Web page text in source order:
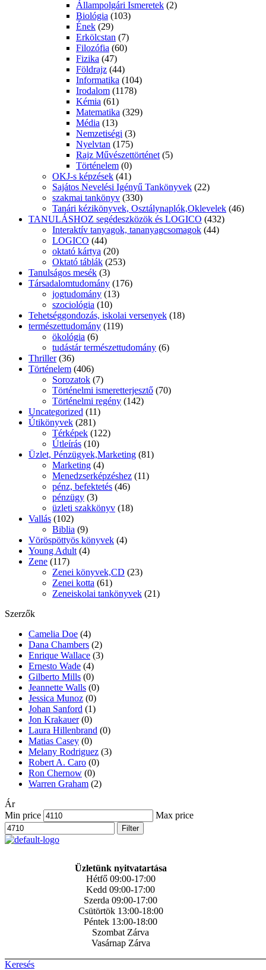
Állampolgári Ismeretek (2)
Biológia (103)
Ének (29)
Erkölcstan (7)
Filozófia (60)
Fizika (47)
Földrajz (44)
Informatika (104)
Irodalom (1178)
Kémia (61)
Matematika (329)
Média (13)
Nemzetiségi (3)
Nyelvtan (175)
Rajz Művészettörténet (5)
Történelem (0)
OKJ-s képzések (41)
Sajátos Nevelési Igényű Tankönyvek (22)
szakmai tankönyv (330)
Tanári kézikönyvek, Osztálynaplók,Oklevelek (46)
TANULÁSHOZ segédeszközök és LOGICO (432)
Interaktív tanyagok, tananyagcsomagok (44)
LOGICO (44)
oktató kártya (20)
Oktató táblák (253)
Tanulságos mesék (3)
Társadalomtudomány (176)
jogtudomány (13)
szociológia (10)
Tehetséggondozás, iskolai versenyek (18)
természettudomány (119)
ökológia (6)
tudástár természettudomány (6)
Thriller (36)
Történelem (406)
Sorozatok (7)
Történelmi ismeretterjesztő (70)
Történelmi regény (142)
Uncategorized (11)
Útikönyvek (281)
Térképek (122)
Útleírás (10)
Üzlet, Pénzügyek,Marketing (81)
Marketing (4)
Menedzserképzéshez (11)
pénz, befektetés (46)
pénzügy (3)
üzleti szakkönyv (18)
Vallás (102)
Biblia (9)
Vöröspöttyös könyvek (4)
Young Adult (4)
Zene (117)
Zenei könyvek,CD (23)
Zenei kotta (61)
Zeneiskolai tankönyvek (21)
Szerzők
Camelia Doe (4)
Dana Chambers (2)
Enrique Wallace (3)
Ernesto Wade (4)
Gilberto Mills (0)
Jeannette Walls (0)
Jessica Munoz (0)
Johan Sanford (1)
Jon Krakauer (0)
Laura Hillenbrand (0)
Matias Casey (0)
Melany Rodriguez (3)
Robert A. Caro (0)
Ron Chernow (0)
Warren Graham (2)
Ár
Min price
Max price
Filter
Keresés
Üzletünk nyitvatartása
Hétfő 09:00-17:00
Kedd 09:00-17:00
Szerda 09:00-17:00
Csütörtök 13:00-18:00
Péntek 13:00-18:00
Szombat Zárva
Vasárnap Zárva